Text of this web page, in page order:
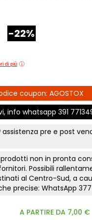
Classic
armadi
Tortora
gruppi collezione
notte Surf
notte Sabbia
Orizzonte
-22%
di più
coupon: AGOSTOX
info whatsapp 391
assistenza pre e post
non in pronta
Possibili
al Centro-Sud, a
precise: WhatsApp
A PARTIRE DA 7,00 €